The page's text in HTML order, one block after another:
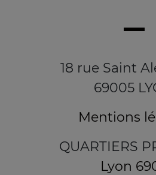
18 rue Saint
69005
Mentions
QUARTIERS
Lyon